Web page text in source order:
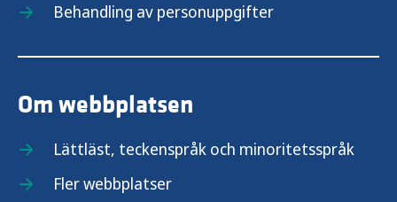
Behandling av personuppgifter
Om webbplatsen
Lättläst, teckenspråk och minoritetsspråk
Fler webbplatser